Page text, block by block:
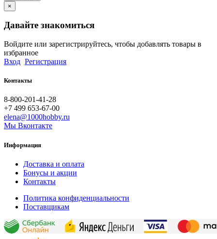
×
Давайте знакомиться
Войдите или зарегистрируйтесь, чтобы добавлять товары в
избранное
Вход Регистрация
Контакты
8-800-201-41-28
+7 499 653-67-00
elena@1000hobby.ru
Мы Вконтакте
Информация
Доставка и оплата
Бонусы и акции
Контакты
Политика конфиденциальности
Поставщикам